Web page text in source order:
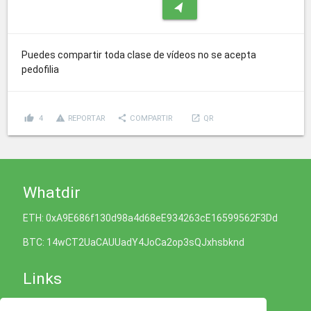
navigation
Puedes compartir toda clase de vídeos no se acepta
pedofilia
thumb_up 4 report_problem REPORTAR share COMPARTIR launch QR
Whatdir
ETH: 0xA9E686f130d98a4d68eE934263cE16599562F3Dd
BTC: 14wCT2UaCAUUadY4JoCa2op3sQJxhsbknd
Links